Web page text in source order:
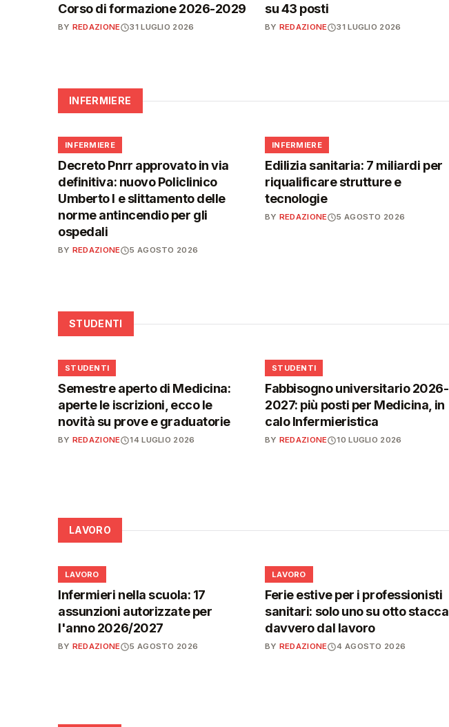
Corso di formazione 2026-2029
BY REDAZIONE 31 LUGLIO 2026
su 43 posti
BY REDAZIONE 31 LUGLIO 2026
INFERMIERE
🩺
INFERMIERE
Decreto Pnrr approvato in via
definitiva: nuovo Policlinico
Umberto I e slittamento delle
norme antincendio per gli
ospedali
BY REDAZIONE 5 AGOSTO 2026
🩺
INFERMIERE
Edilizia sanitaria: 7 miliardi per
riqualificare strutture e
tecnologie
BY REDAZIONE 5 AGOSTO 2026
STUDENTI
🎓
STUDENTI
Semestre aperto di Medicina:
aperte le iscrizioni, ecco le
novità su prove e graduatorie
BY REDAZIONE 14 LUGLIO 2026
🎓
STUDENTI
Fabbisogno universitario 2026-
2027: più posti per Medicina, in
calo Infermieristica
BY REDAZIONE 10 LUGLIO 2026
LAVORO
💼
LAVORO
Infermieri nella scuola: 17
assunzioni autorizzate per
l'anno 2026/2027
BY REDAZIONE 5 AGOSTO 2026
💼
LAVORO
Ferie estive per i professionisti
sanitari: solo uno su otto stacca
davvero dal lavoro
BY REDAZIONE 4 AGOSTO 2026